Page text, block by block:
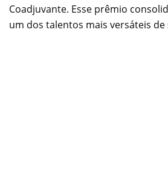
Coadjuvante. Esse prêmio
um dos talentos mais versáteis de